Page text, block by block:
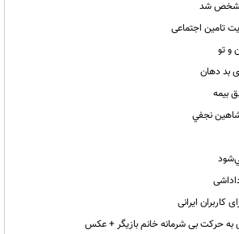
مشخص شد
تامین اجتماعی
و تو
بیمه
شاهين نجفي
به حرکت بی شرمانه خانم بازیگر + عکس